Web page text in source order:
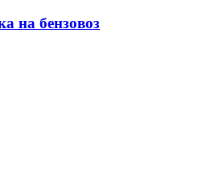
на бензовоз